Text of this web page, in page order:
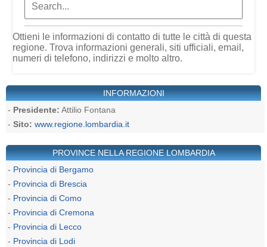
Ottieni le informazioni di contatto di tutte le città di questa
regione. Trova informazioni generali, siti ufficiali, email,
numeri di telefono, indirizzi e molto altro.
INFORMAZIONI
- Presidente: Attilio Fontana
- Sito: www.regione.lombardia.it
PROVINCE NELLA REGIONE LOMBARDIA
- Provincia di Bergamo
- Provincia di Brescia
- Provincia di Como
- Provincia di Cremona
- Provincia di Lecco
- Provincia di Lodi